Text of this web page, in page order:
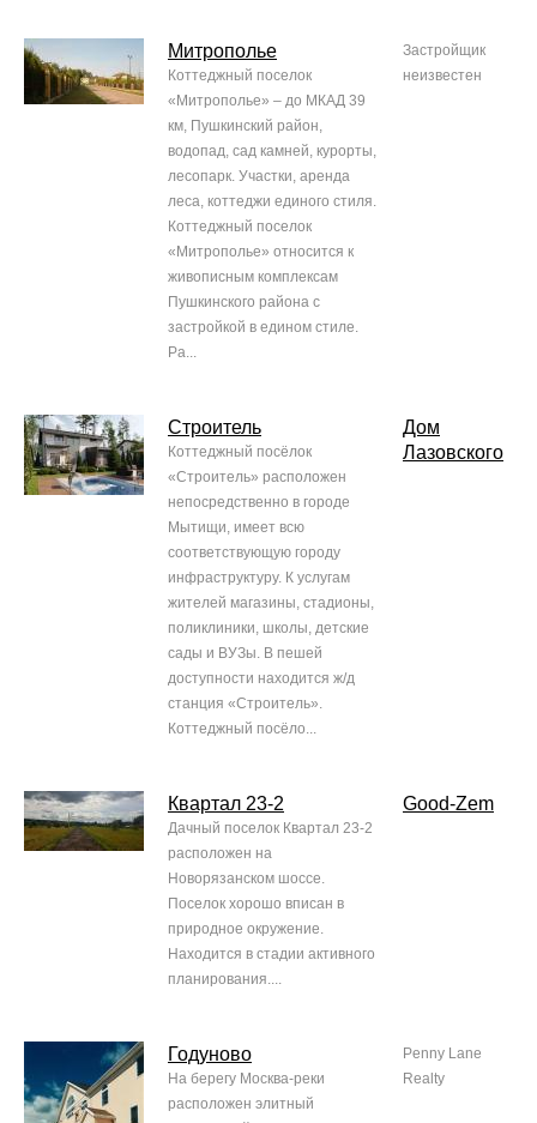
Митрополье
Коттеджный поселок
«Митрополье» – до МКАД 39
км, Пушкинский район,
водопад, сад камней, курорты,
лесопарк. Участки, аренда
леса, коттеджи единого стиля.
Коттеджный поселок
«Митрополье» относится к
живописным комплексам
Пушкинского района с
застройкой в едином стиле.
Ра...
Застройщик
неизвестен
Строитель
Коттеджный посёлок
«Строитель» расположен
непосредственно в городе
Мытищи, имеет всю
соответствующую городу
инфраструктуру. К услугам
жителей магазины, стадионы,
поликлиники, школы, детские
сады и ВУЗы. В пешей
доступности находится ж/д
станция «Строитель».
Коттеджный посёло...
Дом
Лазовского
Квартал 23-2
Дачный поселок Квартал 23-2
расположен на
Новорязанском шоссе.
Поселок хорошо вписан в
природное окружение.
Находится в стадии активного
планирования....
Good-Zem
Годуново
На берегу Москва-реки
расположен элитный
Penny Lane
Realty